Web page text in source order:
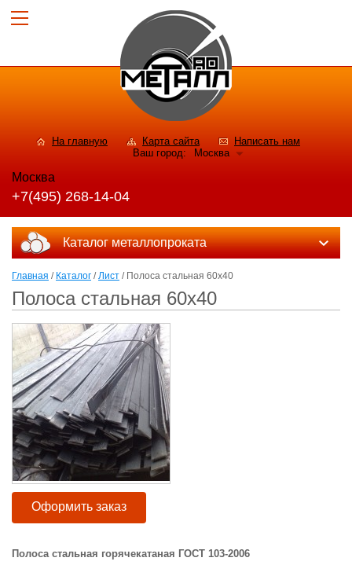
На главную Карта сайта
Написать нам
Ваш город:
Москва
Москва
+7(495) 268-14-04
Каталог металлопроката
Главная / Каталог /Лист / Полоса стальная 60x40
Полоса стальная 60x40
Оформить заказ
Полоса стальная горячекатаная ГОСТ 103-2006